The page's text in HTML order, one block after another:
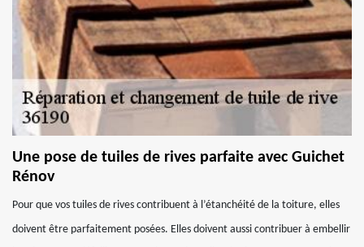
Une pose de tuiles de rives parfaite avec Guichet
Rénov
Pour que vos tuiles de rives contribuent à l’étanchéité de la toiture, elles
doivent être parfaitement posées. Elles doivent aussi contribuer à embellir